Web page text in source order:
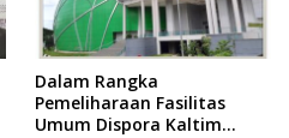
Dalam Rangka
Pemeliharaan Fasilitas
Umum Dispora Kaltim